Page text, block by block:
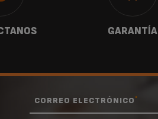
GARANTÍA
CORREO ELECTRÓNICO*